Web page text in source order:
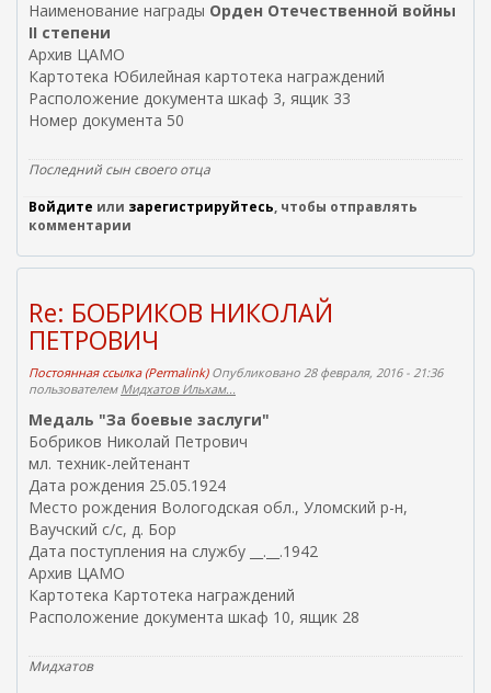
Наименование награды Орден Отечественной войны
II степени
Архив ЦАМО
Картотека Юбилейная картотека награждений
Расположение документа шкаф 3, ящик 33
Номер документа 50
Последний сын своего отца
Войдите или зарегистрируйтесь, чтобы отправлять
комментарии
Re: БОБРИКОВ НИКОЛАЙ
ПЕТРОВИЧ
Постоянная ссылка (Permalink)Опубликовано 28 февраля, 2016 - 21:36
пользователем Мидхатов Ильхам...
Медаль "За боевые заслуги"
Бобриков Николай Петрович
мл. техник-лейтенант
Дата рождения 25.05.1924
Место рождения Вологодская обл., Уломский р-н,
Ваучский с/с, д. Бор
Дата поступления на службу __.__.1942
Архив ЦАМО
Картотека Картотека награждений
Расположение документа шкаф 10, ящик 28
Мидхатов